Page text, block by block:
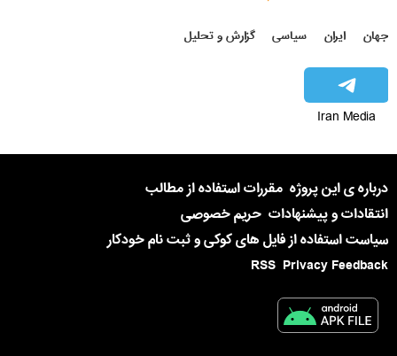
جهان ایران سیاسی گزارش و تحلیل
Iran Media
درباره ی این پروژه مقررات استفاده از مطالب
انتقادات و پیشنهادات حریم خصوصی
سیاست استفاده از فایل های کوکی و ثبت نام خودکار
Privacy Feedback
RSS